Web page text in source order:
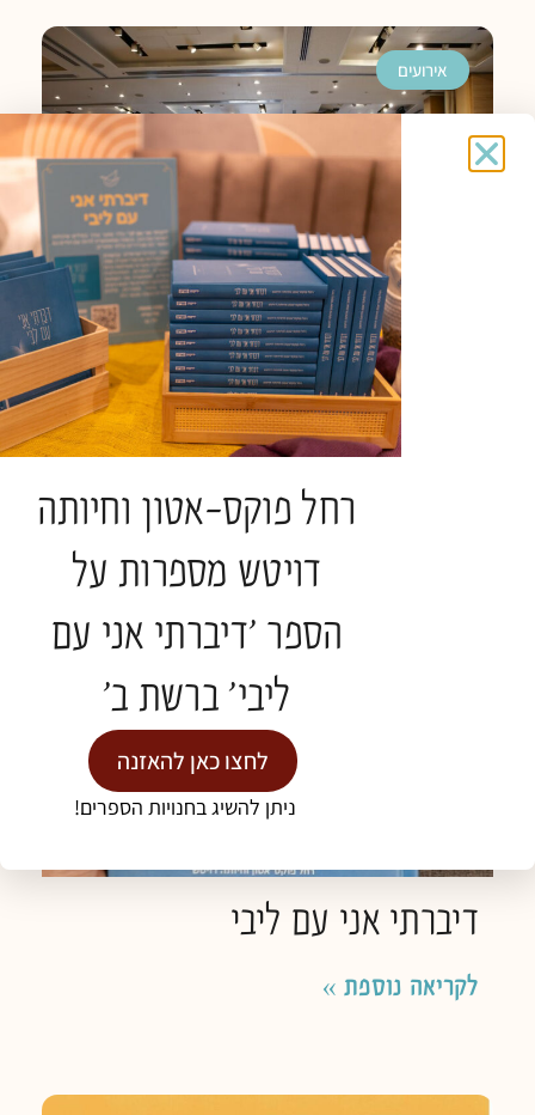
אירועים
כנס חברוּת השנתי
לקריאה נוספת »
דיברתי אני עם ליבי
לקריאה נוספת »
רחל פוקס-אטון וחיותה
דויטש מספרות על
הספר 'דיברתי אני עם
ליבי' ברשת ב'
לחצו כאן להאזנה
ניתן להשיג בחנויות הספרים!